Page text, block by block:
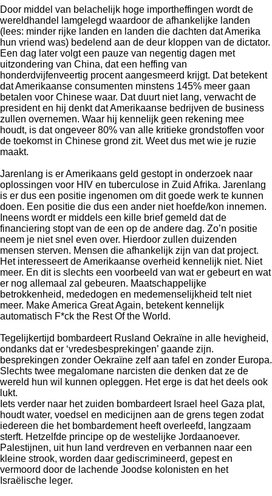
Door middel van belachelijk hoge importheffingen wordt de
wereldhandel lamgelegd waardoor de afhankelijke landen
(lees: minder rijke landen en landen die dachten dat Amerika
hun vriend was) bedelend aan de deur kloppen van de dictator.
Een dag later volgt een pauze van negentig dagen met
uitzondering van China, dat een heffing van
honderdvijfenveertig procent aangesmeerd krijgt. Dat betekent
dat Amerikaanse consumenten minstens 145% meer gaan
betalen voor Chinese waar. Dat duurt niet lang, verwacht de
president en hij denkt dat Amerikaanse bedrijven de business
zullen overnemen. Waar hij kennelijk geen rekening mee
houdt, is dat ongeveer 80% van alle kritieke grondstoffen voor
de toekomst in Chinese grond zit. Weet dus met wie je ruzie
maakt.
Jarenlang is er Amerikaans geld gestopt in onderzoek naar
oplossingen voor HIV en tuberculose in Zuid Afrika. Jarenlang
is er dus een positie ingenomen om dit goede werk te kunnen
doen. Een positie die dus een ander niet hoefde/kon innemen.
Ineens wordt er middels een kille brief gemeld dat de
financiering stopt van de een op de andere dag. Zo’n positie
neem je niet snel even over. Hierdoor zullen duizenden
mensen sterven. Mensen die afhankelijk zijn van dat project.
Het interesseert de Amerikaanse overheid kennelijk niet. Niet
meer. En dit is slechts een voorbeeld van wat er gebeurt en wat
er nog allemaal zal gebeuren. Maatschappelijke
betrokkenheid, mededogen en medemenselijkheid telt niet
meer. Make America Great Again, betekent kennelijk
automatisch F*ck the Rest Of the World.
Tegelijkertijd bombardeert Rusland Oekraïne in alle hevigheid,
ondanks dat er ‘vredesbesprekingen’ gaande zijn.
besprekingen zonder Oekraïne zelf aan tafel en zonder Europa.
Slechts twee megalomane narcisten die denken dat ze de
wereld hun wil kunnen opleggen. Het erge is dat het deels ook
lukt.
Iets verder naar het zuiden bombardeert Israel heel Gaza plat,
houdt water, voedsel en medicijnen aan de grens tegen zodat
iedereen die het bombardement heeft overleefd, langzaam
sterft. Hetzelfde principe op de westelijke Jordaanoever.
Palestijnen, uit hun land verdreven en verbannen naar een
kleine strook, worden daar gediscrimineerd, gepest en
vermoord door de lachende Joodse kolonisten en het
Israëlische leger.